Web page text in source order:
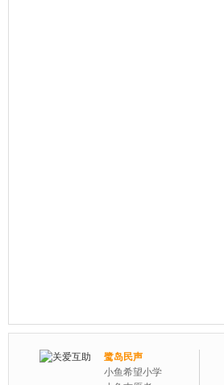
鹭岛民声
小鱼希望小学